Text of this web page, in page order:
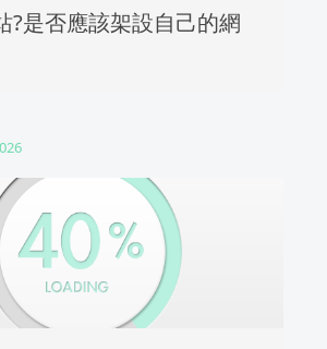
?是否應該架設自己的網